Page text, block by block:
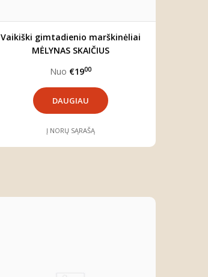
Vaikiški gimtadienio marškinėliai
MĖLYNAS SKAIČIUS
Nuo €1900
DAUGIAU
Į NORŲ SĄRAŠĄ